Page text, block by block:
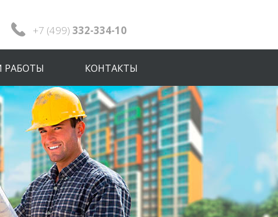
+7 (499) 332-334-10
КОНТАКТЫ